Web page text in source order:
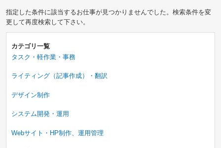
小カテゴリーで絞り込み
指定した条件に該当するお仕事が見つかりませんでした。検索条件を変
更して再度検索して下さい。
カテゴリ一覧
タスク・軽作業・事務
ライティング（記事作成）・翻訳
デザイン制作
システム開発・運用
Webサイト・HP制作、運用管理